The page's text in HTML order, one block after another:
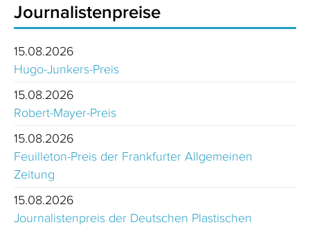
Journalistenpreise
15.08.2026
Hugo-Junkers-Preis
15.08.2026
Robert-Mayer-Preis
15.08.2026
Feuilleton-Preis der Frankfurter Allgemeinen
Zeitung
15.08.2026
Journalistenpreis der Deutschen Plastischen